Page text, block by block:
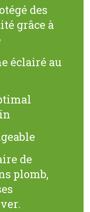
des
grâce à
éclairé au
de
plomb,